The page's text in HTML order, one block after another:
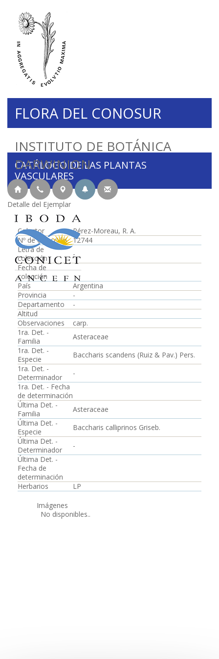
INSTITUTO DE BOTÁNICA
DARWINION
FLORA DEL CONOSUR
CATÁLOGO DE LAS PLANTAS
VASCULARES
Detalle del Ejemplar
Colector
Pérez-Moreau, R. A.
Nº de colección
12744
Letra de
colección
-
Fecha de
colección
País
Argentina
Provincia
-
Departamento
-
Altitud
Observaciones
carp.
1ra. Det. -
Familia
Asteraceae
1ra. Det. -
Especie
Baccharis scandens (Ruiz & Pav.) Pers.
1ra. Det. -
Determinador
-
1ra. Det. - Fecha
de determinación
Última Det. -
Familia
Asteraceae
Última Det. -
Especie
Baccharis calliprinos Griseb.
Última Det. -
Determinador
-
Última Det. -
Fecha de
determinación
Herbarios
LP
Imágenes
No disponibles..